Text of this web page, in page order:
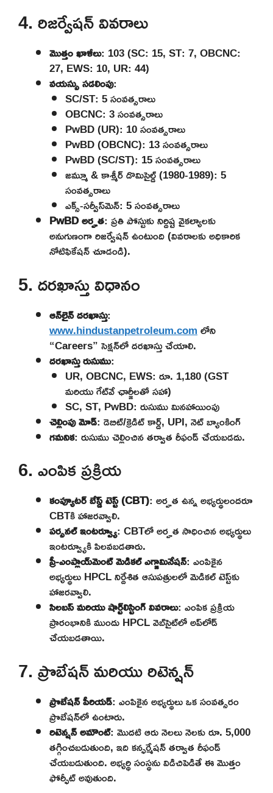
4. రిజర్వేషన్ వివరాలు
మొత్తం ఖాళీలు: 103 (SC: 15, ST: 7, OBCNC:
27, EWS: 10, UR: 44)
వయస్సు సడలింపు:
SC/ST: 5 సంవత్సరాలు
OBCNC: 3 సంవత్సరాలు
PwBD (UR): 10 సంవత్సరాలు
PwBD (OBCNC): 13 సంవత్సరాలు
PwBD (SC/ST): 15 సంవత్సరాలు
జమ్మూ & కాశ్మీర్ డొమిసైల్డ్ (1980-1989): 5
సంవత్సరాలు
ఎక్స్-సర్వీస్‌మెన్: 5 సంవత్సరాలు
PwBD అర్హత: ప్రతి పోస్టుకు నిర్దిష్ట వైకల్యాలకు
అనుగుణంగా రిజర్వేషన్ ఉంటుంది (వివరాలకు అధికారిక
నోటిఫికేషన్ చూడండి).
5. దరఖాస్తు విధానం
ఆన్‌లైన్ దరఖాస్తు:
www.hindustanpetroleum.comలోని
“Careers” సెక్షన్‌లో దరఖాస్తు చేయాలి.
దరఖాస్తు రుసుము:
UR, OBCNC, EWS: రూ. 1,180 (GST
మరియు గేట్‌వే ఛార్జీలతో సహా)
SC, ST, PwBD: రుసుము మినహాయింపు
చెల్లింపు మోడ్: డెబిట్/క్రెడిట్ కార్డ్, UPI, నెట్ బ్యాంకింగ్
గమనిక: రుసుము చెల్లించిన తర్వాత రీఫండ్ చేయబడదు.
6. ఎంపిక ప్రక్రియ
కంప్యూటర్ బేస్డ్ టెస్ట్ (CBT): అర్హత ఉన్న అభ్యర్థులందరూ
CBTకి హాజరవ్వాలి.
పర్సనల్ ఇంటర్వ్యూ: CBTలో అర్హత సాధించిన అభ్యర్థులు
ఇంటర్వ్యూకి పిలవబడతారు.
ప్రీ-ఎంప్లాయ్‌మెంట్ మెడికల్ ఎగ్జామినేషన్: ఎంపికైన
అభ్యర్థులు HPCL నిర్దేశిత ఆసుపత్రులలో మెడికల్ టెస్ట్‌కు
హాజరవ్వాలి.
సిలబస్ మరియు షార్ట్‌లిస్టింగ్ వివరాలు: ఎంపిక ప్రక్రియ
ప్రారంభానికి ముందు HPCL వెబ్‌సైట్‌లో అప్‌లోడ్
చేయబడతాయి.
7. ప్రొబేషన్ మరియు రిటెన్షన్
ప్రొబేషన్ పీరియడ్: ఎంపికైన అభ్యర్థులు ఒక సంవత్సరం
ప్రొబేషన్‌లో ఉంటారు.
రిటెన్షన్ అమౌంట్: మొదటి ఆరు నెలలు నెలకు రూ. 5,000
తగ్గించబడుతుంది, ఇది కన్ఫర్మేషన్ తర్వాత రీఫండ్
చేయబడుతుంది. అభ్యర్థి సంస్థను విడిచిపెడితే ఈ మొత్తం
ఫోర్ఫీట్ అవుతుంది.